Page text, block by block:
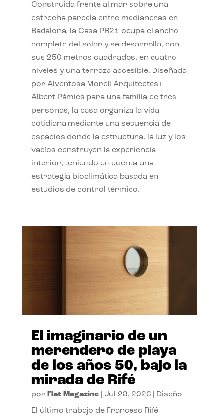
Construida frente al mar sobre una
estrecha parcela entre medianeras en
Badalona, la Casa PR21 ocupa el ancho
completo del solar y se desarrolla, con
sus 250 metros cuadrados, en cuatro
niveles y una terraza accesible. Diseñada
por Alventosa Morell Arquitectes+
Albert Pàmies para una familia de tres
personas, la casa organiza la vida
cotidiana mediante una secuencia de
espacios donde la estructura, la luz y los
vacíos construyen la experiencia
interior, teniendo en cuenta una
estrategia bioclimática basada en
estudios de control térmico.
El imaginario de un
merendero de playa
de los años 50, bajo la
mirada de Rifé
por Flat Magazine| Jul 23, 2026 Diseño
El último trabajo de Francesc Rifé